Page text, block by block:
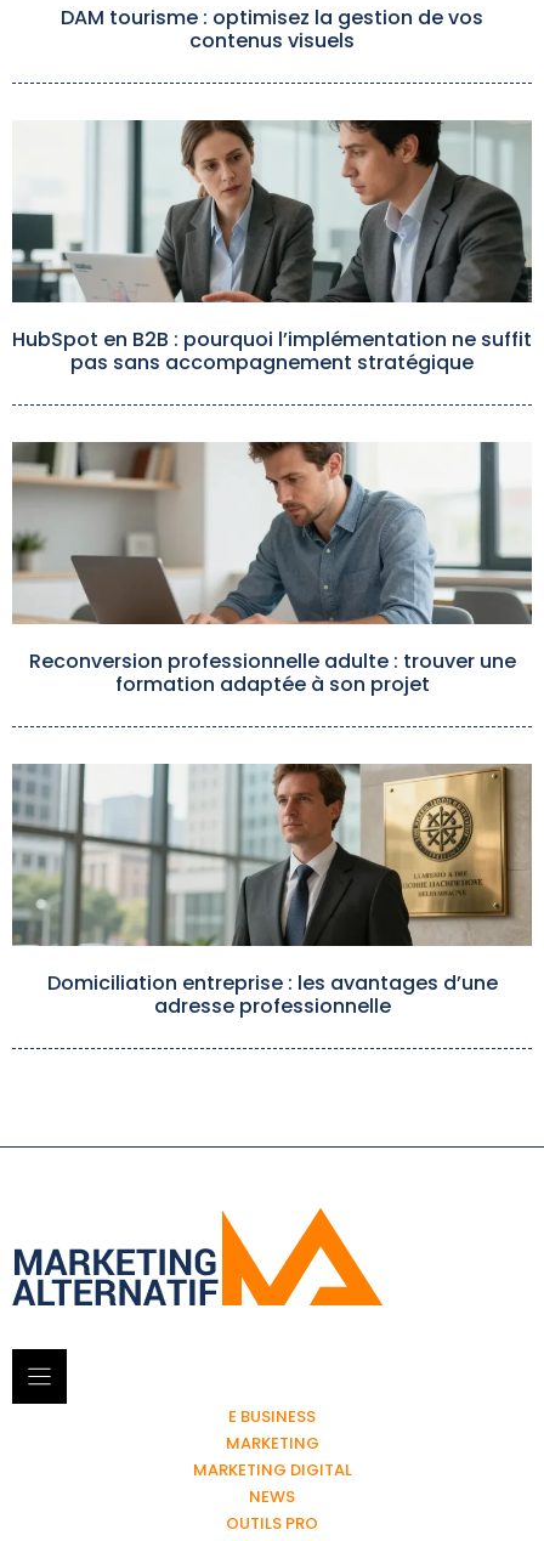
DAM tourisme : optimisez la gestion de vos
contenus visuels
HubSpot en B2B : pourquoi l’implémentation ne suffit
pas sans accompagnement stratégique
Reconversion professionnelle adulte : trouver une
formation adaptée à son projet
Domiciliation entreprise : les avantages d’une
adresse professionnelle
E BUSINESS
MARKETING
MARKETING DIGITAL
NEWS
OUTILS PRO